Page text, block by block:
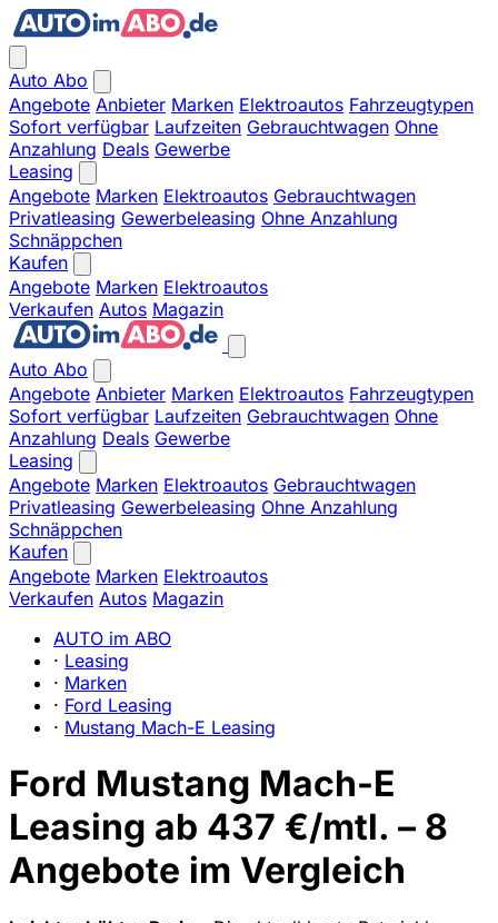
Auto Abo
Angebote Anbieter Marken Elektroautos Fahrzeugtypen
Sofort verfügbar Laufzeiten Gebrauchtwagen Ohne
Anzahlung Deals Gewerbe
Leasing
Angebote Marken Elektroautos Gebrauchtwagen
Privatleasing Gewerbeleasing Ohne Anzahlung
Schnäppchen
Kaufen
Angebote Marken Elektroautos
Verkaufen Autos Magazin
Auto Abo
Angebote Anbieter Marken Elektroautos Fahrzeugtypen
Sofort verfügbar Laufzeiten Gebrauchtwagen Ohne
Anzahlung Deals Gewerbe
Leasing
Angebote Marken Elektroautos Gebrauchtwagen
Privatleasing Gewerbeleasing Ohne Anzahlung
Schnäppchen
Kaufen
Angebote Marken Elektroautos
Verkaufen Autos Magazin
AUTO im ABO
· Leasing
· Marken
· Ford Leasing
· Mustang Mach-E Leasing
Ford Mustang Mach-E
Leasing ab 437 €/mtl. – 8
Angebote im Vergleich